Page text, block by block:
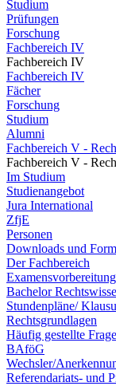
Studium
Prüfungen
Forschung
Fachbereich IV
Fachbereich IV
Fachbereich IV
Fächer
Forschung
Studium
Alumni
Fachbereich V -
Fachbereich V -
Im Studium
Studienangebot
Jura International
ZfjE
Personen
Downloads und
Der Fachbereich
Examensvorbereitung
Bachelor
Stundenpläne/
Rechtsgrundlagen
Häufig gestellte
BAföG
Wechsler/
Referendariats- und